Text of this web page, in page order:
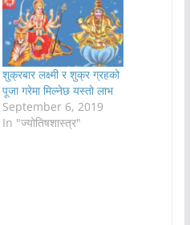
शुक्रबार लक्ष्मी र शुक्र ग्रहको
पूजा गरेमा मिल्नेछ यस्तो लाभ
September 6, 2019
In "ज्योतिषशास्त्र"